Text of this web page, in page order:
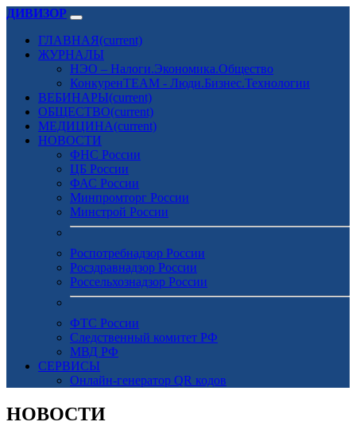
ДИВИЗОР
ГЛАВНАЯ(current)
ЖУРНАЛЫ
НЭО – Налоги.Экономика.Общество
КонкуренTEAM - Люди.Бизнес.Технологии
ВЕБИНАРЫ(current)
ОБЩЕСТВО(current)
МЕДИЦИНА(current)
НОВОСТИ
ФНС России
ЦБ России
ФАС России
Минпромторг России
Минстрой России
Роспотребнадзор России
Росздравнадзор России
Россельхознадзор России
ФТС России
Следственный комитет РФ
МВД РФ
СЕРВИСЫ
Онлайн-генератор QR кодов
НОВОСТИ